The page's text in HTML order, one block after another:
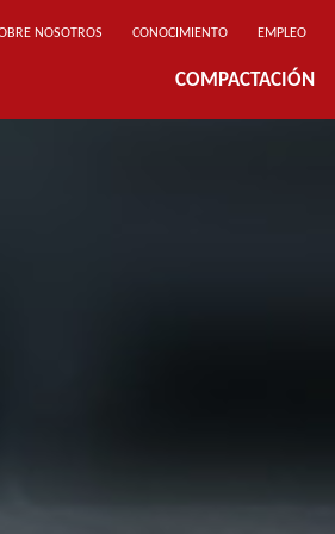
NOSOTROS CONOCIMIENTO EMPLEO
COMPACTACIÓN